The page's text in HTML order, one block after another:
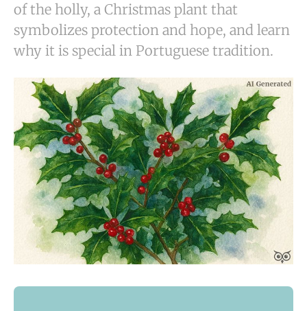
of the holly, a Christmas plant that
symbolizes protection and hope, and learn
why it is special in Portuguese tradition.